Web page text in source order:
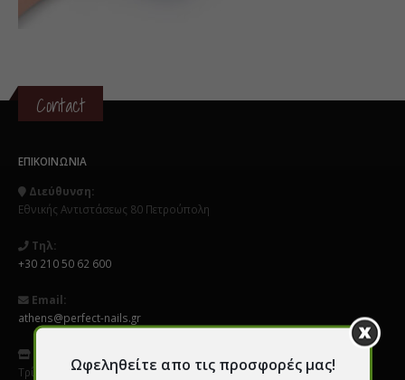
Contact
ΕΠΙΚΟΙΝΩΝΊΑ
Διεύθυνση:
Εθνικής Αντιστάσεως 80 Πετρούπολη
Τηλ:
+30 210 50 62 600
Email:
athens@perfect-nails.gr
Τρίτη - Παρασκεύη 9:00 - 20:00
Ωφεληθείτε απο τις προσφορές μας!